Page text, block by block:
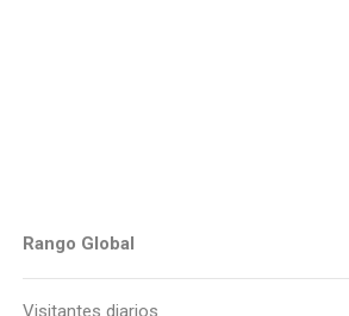
Rango Global
Visitantes diarios